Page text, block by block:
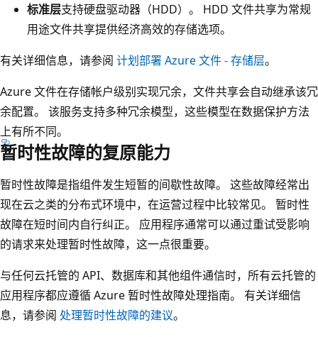
。
包
含
表
示
据
中
心
的
灰
色
框
标准层支持硬盘驱动器（HDD）。 HDD 文件共享为常规
用途文件共享提供经济高效的存储选项。
有关详细信息，请参阅 计划部署 Azure 文件 - 存储层。
Azure 文件在存储帐户级别实现冗余，文件共享会自动继承该冗
余配置。 该服务支持多种冗余模型，这些模型在数据保护方法
上有所不同。
暂时性故障的复原能力
暂时性故障是指组件发生短暂的间歇性故障。 这些故障经常出
现在云之类的分布式环境中，在运营过程中比较常见。 暂时性
故障在短时间内自行纠正。 应用程序通常可以通过重试受影响
的请求来处理暂时性故障，这一点很重要。
与任何云托管的 API、数据库和其他组件通信时，所有云托管的
应用程序都应遵循 Azure 暂时性故障处理指南。 有关详细信
息，请参阅 处理暂时性故障的建议。